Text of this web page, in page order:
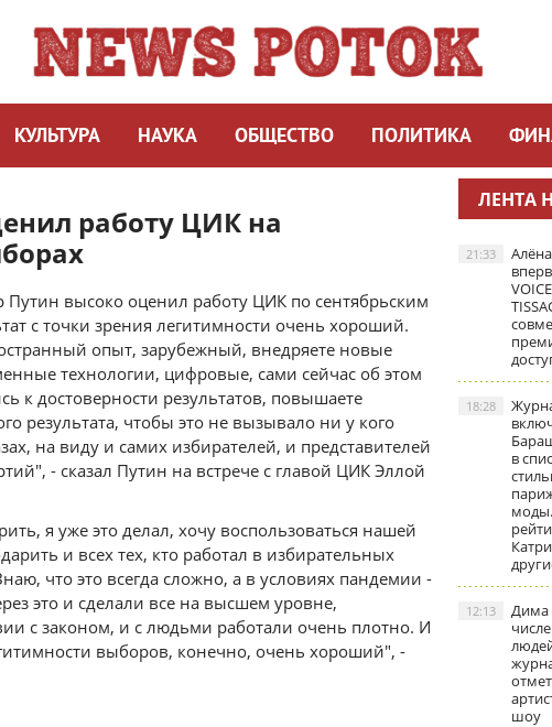
КУЛЬТУРА НАУКА ОБЩЕСТВО ПОЛИТИКА
работу ЦИК на
высоко оценил работу ЦИК по сентябрьским
с точки зрения легитимности очень хороший.
опыт, зарубежный, внедряете новые
технологии, цифровые, сами сейчас об этом
к достоверности результатов, повышаете
результата, чтобы это не вызывало ни у кого
на виду и самих избирателей, и представителей
- сказал Путин на встрече с главой ЦИК Эллой
я уже это делал, хочу воспользоваться нашей
и всех тех, кто работал в избирательных
что это всегда сложно, а в условиях пандемии -
это и сделали все на высшем уровне,
с законом, и с людьми работали очень плотно. И
выборов, конечно, очень хороший", -
ЛЕНТА
21:33
в
18:28
Дима
шоу
12:13